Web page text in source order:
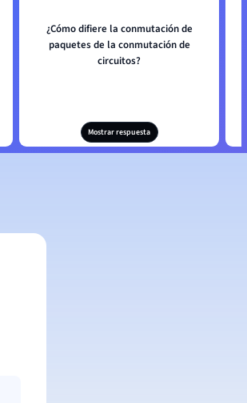
¿Cómo difiere la conmutación de
paquetes de la conmutación de
circuitos?
Mostrar respuesta